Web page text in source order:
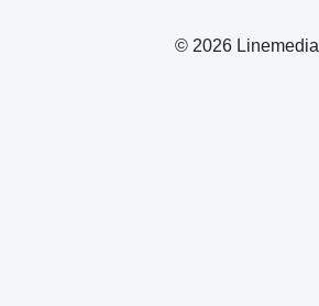
© 2026 Linemedia